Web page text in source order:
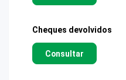
Cheques devolvidos
Consultar